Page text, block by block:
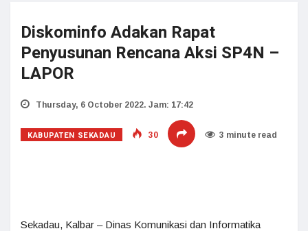
Diskominfo Adakan Rapat
Penyusunan Rencana Aksi SP4N –
LAPOR
Thursday, 6 October 2022. Jam: 17:42
KABUPATEN SEKADAU 30 3 minute read
Sekadau, Kalbar – Dinas Komunikasi dan Informatika